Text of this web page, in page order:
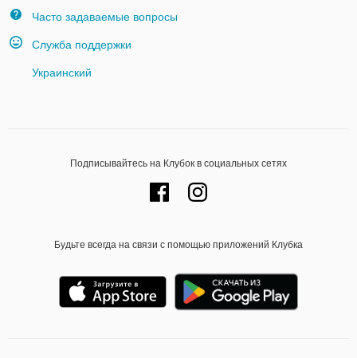
Часто задаваемые вопросы
Служба поддержки
Украинский
Подписывайтесь на Клубок в социальных сетях
Будьте всегда на связи с помощью приложений Клубка